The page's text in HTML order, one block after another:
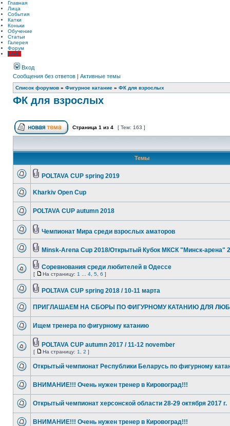
Главная
Лица
События
Катки
Коньки
Обучение
Статьи
Галерея
Форум
LIVE!
Вход
Сообщения без ответов | Активные темы
Список форумов » Фигурное катание » ФК для взрослых
ФК для взрослых
Страница 1 из 4 [ Тем: 163 ]
Темы
POLTAVA CUP spring 2019
Kharkiv Open Cup
POLTAVA CUP autumn 2018
Чемпионат Мира среди взрослых аматоров
Minsk-Arena Cup 2018/Открытый Кубок МКСК "Минск-арена"
Соревнования среди любителей в Одессе
[ На страницу: 1 4 5 6 ]
POLTAVA CUP spring 2018 / 10-11 марта
ПРИГЛАШАЕМ НА СБОРЫ ПО ФИГУРНОМУ КАТАНИЮ ДЛЯ
Ищем тренера по фигурному катанию
POLTAVA CUP autumn 2017 / 11-12 november
[ На страницу: 1 2 ]
Открытый чемпионат Республики Беларусь по фигурному
ВНИМАНИЕ!!! Очень нужен тренер в Кировоград!!!
Открытый чемпионат херсонской области 28-29 октября 2017 г.
ВНИМАНИЕ!!! Очень нужен тренер в Кировоград!!!